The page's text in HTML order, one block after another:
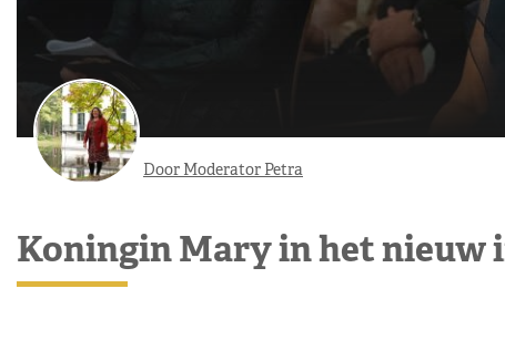
Door Moderator Petra
Koningin Mary in het nieuw